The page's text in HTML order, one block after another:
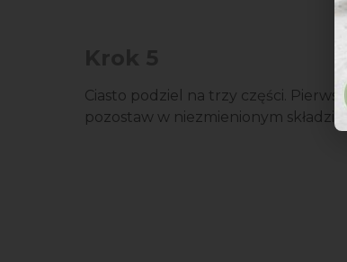
Ciasto podziel na trzy części. Pierwszą
pozostaw w niezmienionym składzie.